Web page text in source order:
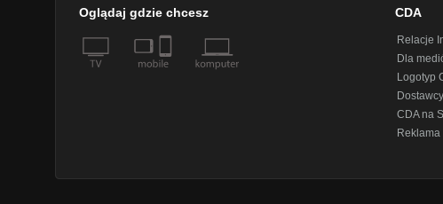
Oglądaj gdzie chcesz CDA
Relacje
Dla
Logotyp
CDA na
Reklama